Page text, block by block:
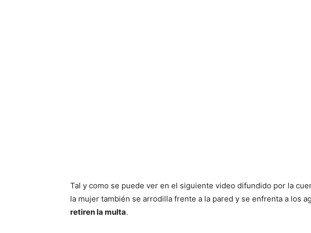
Tal y como se puede ver en el siguiente video difundido por la
la mujer también se arrodilla frente a la pared y se enfrenta a los
retiren la multa.